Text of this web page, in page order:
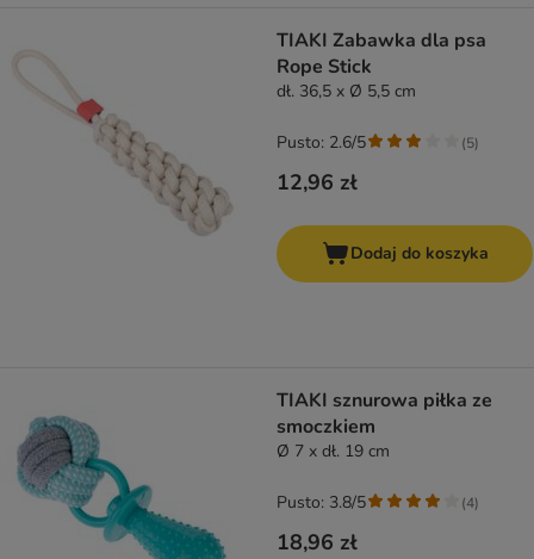
TIAKI Zabawka dla psa
Rope Stick
dł. 36,5 x Ø 5,5 cm
12,96 zł
Pusto: 2.6/5 (5)
Dodaj do koszyka
TIAKI sznurowa piłka ze
smoczkiem
Ø 7 x dł. 19 cm
18,96 zł
Pusto: 3.8/5 (4)